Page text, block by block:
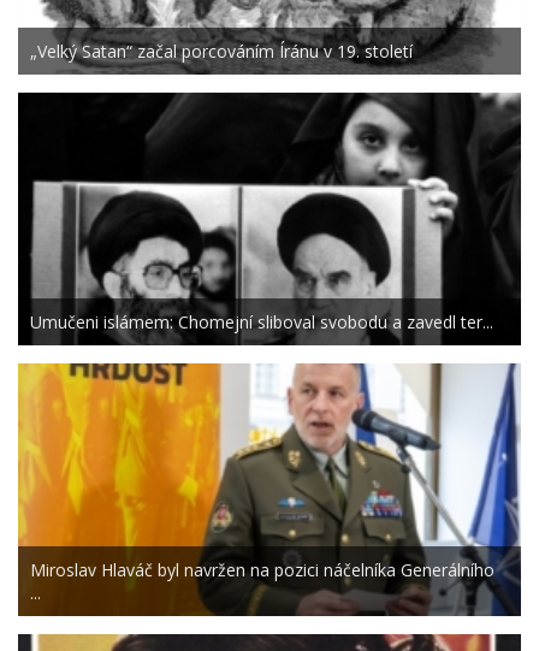
„Velký Satan“ začal porcováním Íránu v 19. století
Umučeni islámem: Chomejní sliboval svobodu a zavedl ter...
Miroslav Hlaváč byl navržen na pozici náčelníka Generálního
...